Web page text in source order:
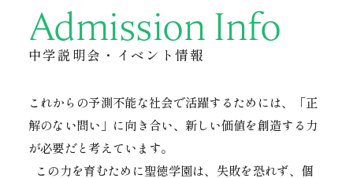
Admission Info
中学説明会・イベント情報
これからの予測不能な社会で活躍するためには、「正
解のない問い」に向き合い、新しい価値を創造する力
が必要だと考えています。
この力を育むために聖徳学園は、失敗を恐れず、個